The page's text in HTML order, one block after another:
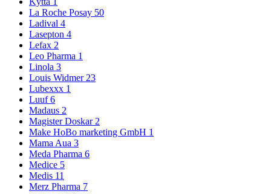
La Roche Posay 50
Ladival 4
Lasepton 4
Lefax 2
Leo Pharma 1
Linola 3
Louis Widmer 23
Lubexxx 1
Luuf6
Madaus 2
Magister Doskar 2
Make HoBo marketing GmbH 1
Mama Aua 3
Meda Pharma 6
Medice 5
Medis 11
Merz Pharma 7